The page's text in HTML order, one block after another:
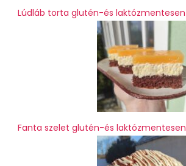
Lúdláb torta glutén-és laktózmentesen
Fanta szelet glutén-és laktózmentesen